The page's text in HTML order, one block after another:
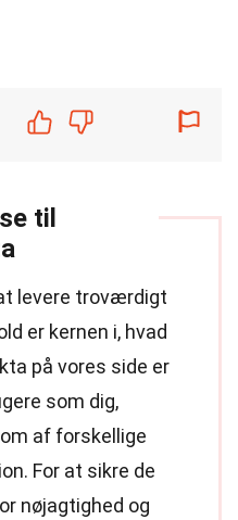
til
levere troværdigt
er kernen i, hvad
på vores side er
som dig,
af forskellige
For at sikre de
nøjagtighed og